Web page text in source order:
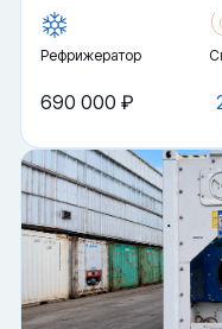
Рефрижератор
690 000 ₽